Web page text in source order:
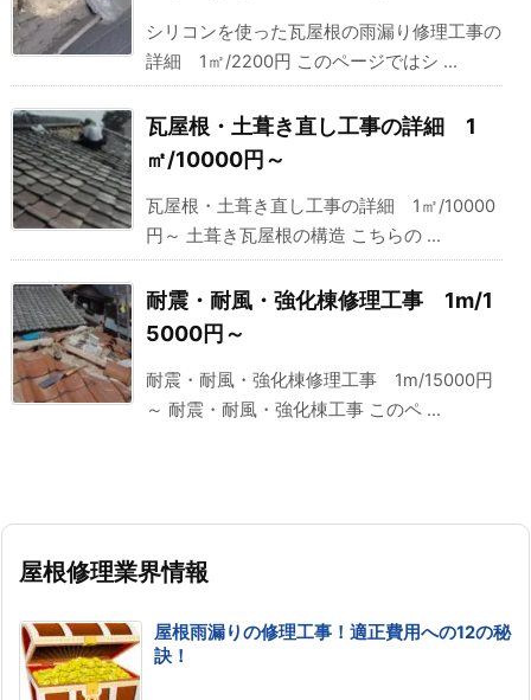
シリコンを使った瓦屋根の雨漏り修理工事の
詳細 1㎡/2200円 このページではシ ...
瓦屋根・土葺き直し工事の詳細 1
㎡/10000円～
瓦屋根・土葺き直し工事の詳細 1㎡/10000
円～ 土葺き瓦屋根の構造 こちらの ...
耐震・耐風・強化棟修理工事 1m/1
5000円～
耐震・耐風・強化棟修理工事 1m/15000円
～ 耐震・耐風・強化棟工事 このペ ...
屋根修理業界情報
屋根雨漏りの修理工事！適正費用への12の秘
訣！